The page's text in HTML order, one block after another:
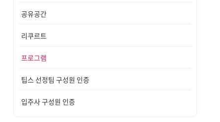
공유공간
리쿠르트
프로그램
팁스 선정팀 구성원 인증
입주사 구성원 인증